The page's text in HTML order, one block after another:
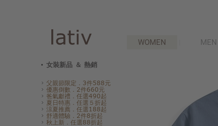
WOMEN MEN
女裝新品 ＆ 熱銷
父親節限定．3件588元
優惠倒數．2件660元
爸氣獻禮．任選490起
夏日特惠．任選５折起
涼夏推薦．任選188起
舒適體驗．2件8折起
秋上新．任選88折起